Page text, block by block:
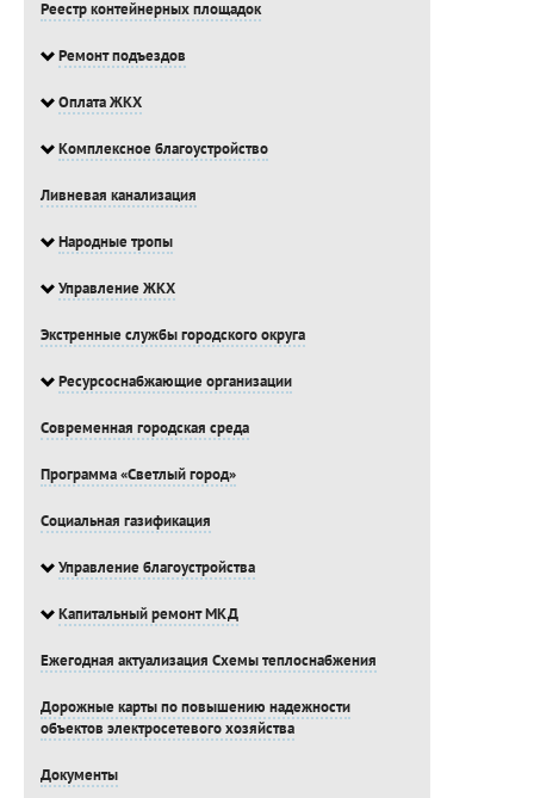
Реестр контейнерных площадок
Ремонт подъездов
Оплата ЖКХ
Комплексное благоустройство
Ливневая канализация
Народные тропы
Управление ЖКХ
Экстренные службы городского округа
Ресурсоснабжающие организации
Современная городская среда
Программа «Светлый город»
Социальная газификация
Управление благоустройства
Капитальный ремонт МКД
Ежегодная актуализация Схемы теплоснабжения
Дорожные карты по повышению надежности
объектов электросетевого хозяйства
Документы